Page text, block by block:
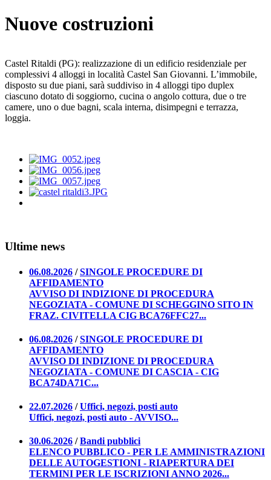
Nuove costruzioni
Castel Ritaldi (PG): realizzazione di un edificio residenziale per
complessivi 4 alloggi in località Castel San Giovanni. L’immobile,
disposto su due piani, sarà suddiviso in 4 alloggi tipo duplex
ciascuno dotato di soggiorno, cucina o angolo cottura, due o tre
camere, uno o due bagni, scala interna, disimpegni e terrazza,
loggia.
Ultime news
06.08.2026 /SINGOLE PROCEDURE DI
AFFIDAMENTO
AVVISO DI INDIZIONE DI PROCEDURA
NEGOZIATA - COMUNE DI SCHEGGINO SITO IN
FRAZ. CIVITELLA CIG BCA76FFC27...
06.08.2026 /SINGOLE PROCEDURE DI
AFFIDAMENTO
AVVISO DI INDIZIONE DI PROCEDURA
NEGOZIATA - COMUNE DI CASCIA - CIG
BCA74DA71C...
22.07.2026 /Uffici, negozi, posti auto
Uffici, negozi, posti auto - AVVISO...
30.06.2026 /Bandi pubblici
ELENCO PUBBLICO - PER LE AMMINISTRAZIONI
DELLE AUTOGESTIONI - RIAPERTURA DEI
TERMINI PER LE ISCRIZIONI ANNO 2026...